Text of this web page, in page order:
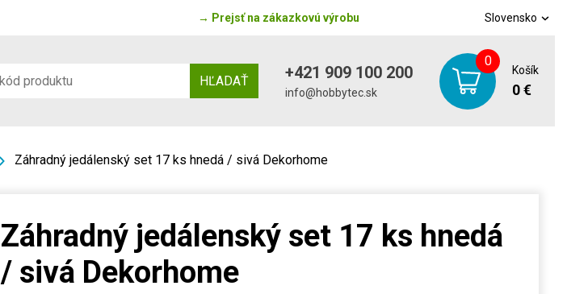
→ Prejsť na zákazkovú výrobu Slovensko
HĽADAŤ +421 909 100 200
info@hobbytec.sk
0
Košík
0 €
Záhradný jedálenský set 17 ks hnedá / sivá Dekorhome
Záhradný jedálenský set 17 ks hnedá
/ sivá Dekorhome